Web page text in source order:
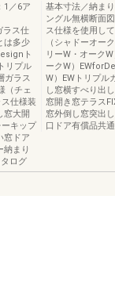
1／6ア
ラス仕
は多少
ト
リプル
ガラス
（チェ
仕様装
窓大開
キップ
窓ドア
納まり
ログ
基本寸法／納ま
ングル無横断面
ス仕様を使用し
（シャドーオー
リーW・オーク
ークW）
W）EWトリプル
し窓横すべり出
窓開き窓テラス
窓外倒し窓突出
口ドア有償品共